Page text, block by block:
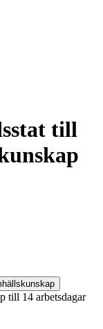
till
till 14 arbetsdagar